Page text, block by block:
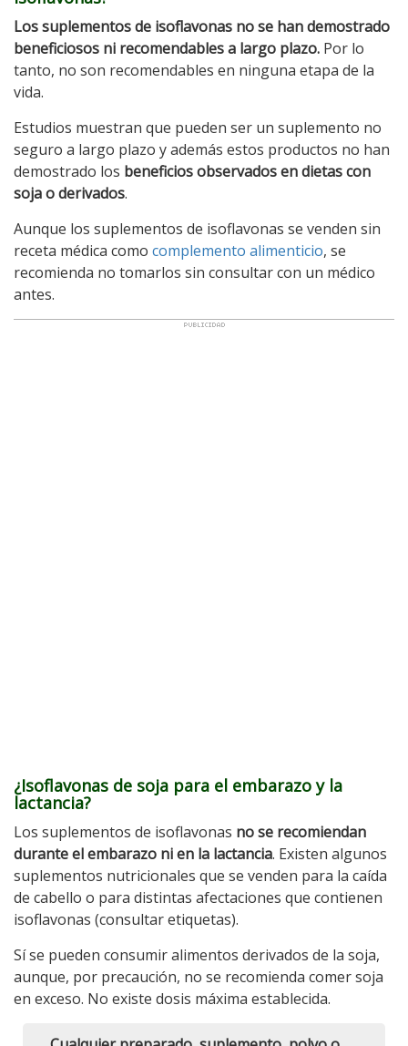
Los suplementos de isoflavonas no se han demostrado
beneficiosos ni recomendables a largo plazo. Por lo
tanto, no son recomendables en ninguna etapa de la
vida.
Estudios muestran que pueden ser un suplemento no
seguro a largo plazo y además estos productos no han
demostrado los beneficios observados en dietas con
soja o derivados.
Aunque los suplementos de isoflavonas se venden sin
receta médica como complemento alimenticio, se
recomienda no tomarlos sin consultar con un médico
antes.
¿Isoflavonas de soja para el embarazo y la
lactancia?
Los suplementos de isoflavonas no se recomiendan
durante el embarazo ni en la lactancia. Existen algunos
suplementos nutricionales que se venden para la caída
de cabello o para distintas afectaciones que contienen
isoflavonas (consultar etiquetas).
Sí se pueden consumir alimentos derivados de la soja,
aunque, por precaución, no se recomienda comer soja
en exceso. No existe dosis máxima establecida.